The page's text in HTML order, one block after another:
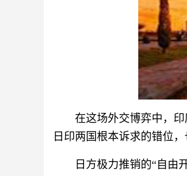
在这场外交博弈中，
日印两国根本诉求的错位
日方极力推销的“自由